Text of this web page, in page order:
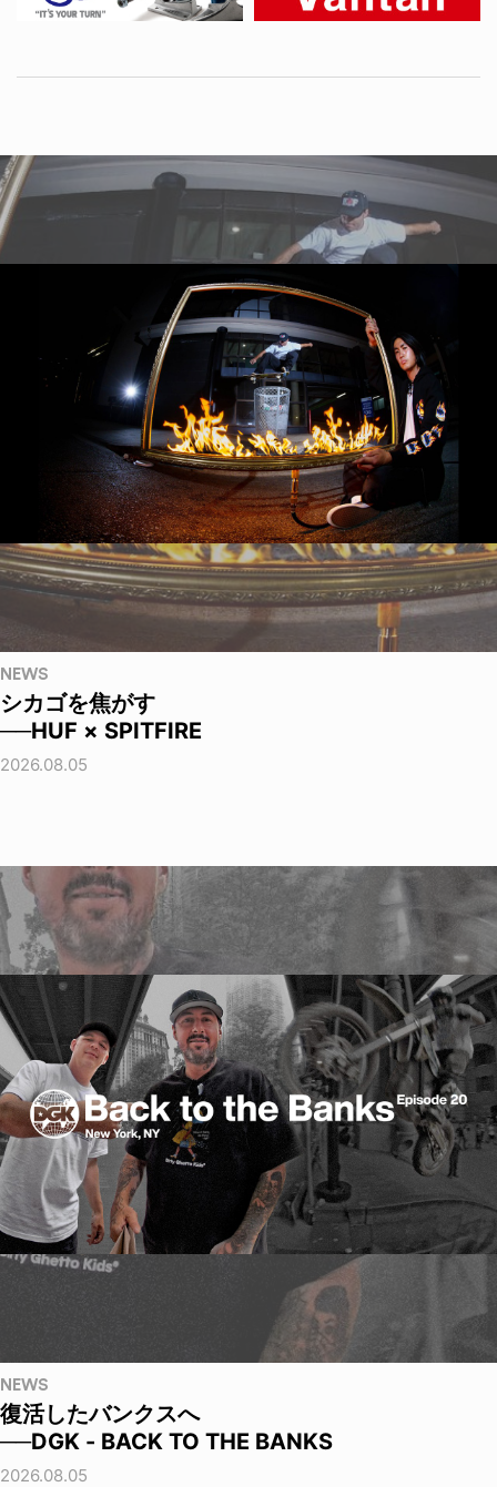
NEWS
シカゴを焦がす
──HUF × SPITFIRE
2026.08.05
NEWS
復活したバンクスへ
──DGK - BACK TO THE BANKS
2026.08.05